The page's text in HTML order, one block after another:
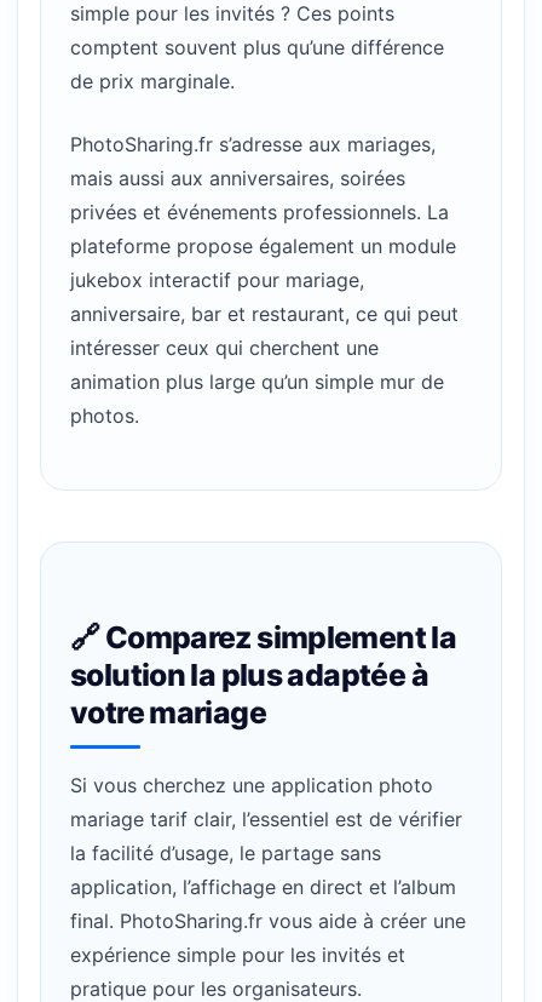
simple pour les invités ? Ces points
comptent souvent plus qu’une différence
de prix marginale.
PhotoSharing.fr s’adresse aux mariages,
mais aussi aux anniversaires, soirées
privées et événements professionnels. La
plateforme propose également un module
jukebox interactif pour mariage,
anniversaire, bar et restaurant, ce qui peut
intéresser ceux qui cherchent une
animation plus large qu’un simple mur de
photos.
🔗 Comparez simplement la
solution la plus adaptée à
votre mariage
Si vous cherchez une application photo
mariage tarif clair, l’essentiel est de vérifier
la facilité d’usage, le partage sans
application, l’affichage en direct et l’album
final. PhotoSharing.fr vous aide à créer une
expérience simple pour les invités et
pratique pour les organisateurs.